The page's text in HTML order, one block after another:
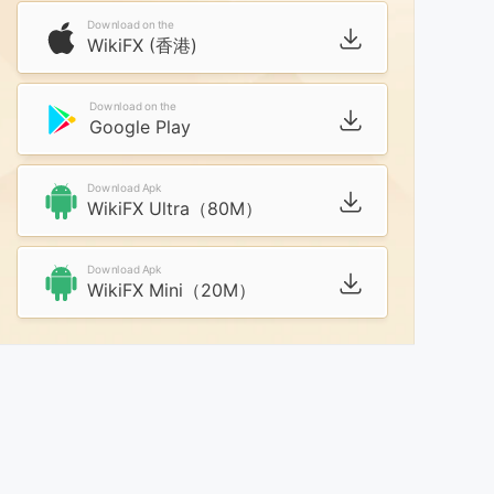
Download on the
WikiFX (香港)
Download on the
Google Play
Download Apk
WikiFX Ultra（80M）
Download Apk
WikiFX Mini（20M）